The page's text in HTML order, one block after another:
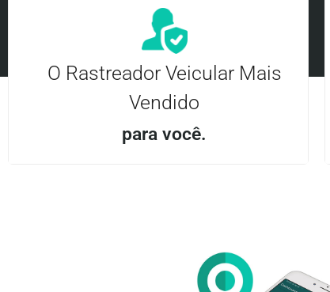
O Rastreador Veicular Mais
Vendido
para você.
Entre em contato